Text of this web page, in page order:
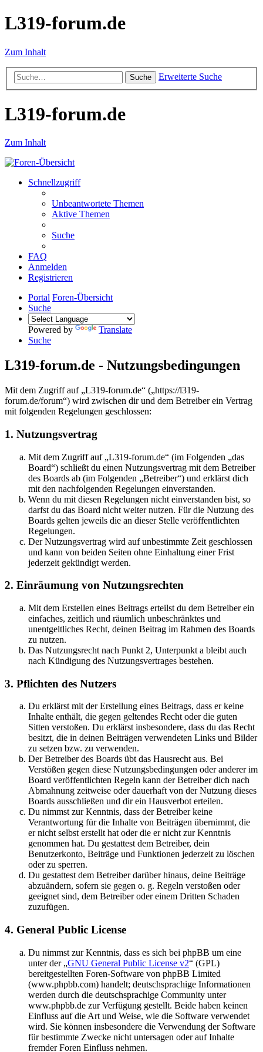
L319-forum.de
Zum Inhalt
Suche Erweiterte Suche
L319-forum.de
Zum Inhalt
Schnellzugriff
Unbeantwortete Themen
Aktive Themen
Suche
FAQ
Anmelden
Registrieren
Portal Foren-Übersicht
Suche
Powered by
Translate
Suche
L319-forum.de - Nutzungsbedingungen
Mit dem Zugriff auf „L319-forum.de“ („https://l319-
forum.de/forum“) wird zwischen dir und dem Betreiber ein Vertrag
mit folgenden Regelungen geschlossen:
1. Nutzungsvertrag
Mit dem Zugriff auf „L319-forum.de“ (im Folgenden „das
Board“) schließt du einen Nutzungsvertrag mit dem Betreiber
des Boards ab (im Folgenden „Betreiber“) und erklärst dich
mit den nachfolgenden Regelungen einverstanden.
Wenn du mit diesen Regelungen nicht einverstanden bist, so
darfst du das Board nicht weiter nutzen. Für die Nutzung des
Boards gelten jeweils die an dieser Stelle veröffentlichten
Regelungen.
Der Nutzungsvertrag wird auf unbestimmte Zeit geschlossen
und kann von beiden Seiten ohne Einhaltung einer Frist
jederzeit gekündigt werden.
2. Einräumung von Nutzungsrechten
Mit dem Erstellen eines Beitrags erteilst du dem Betreiber ein
einfaches, zeitlich und räumlich unbeschränktes und
unentgeltliches Recht, deinen Beitrag im Rahmen des Boards
zu nutzen.
Das Nutzungsrecht nach Punkt 2, Unterpunkt a bleibt auch
nach Kündigung des Nutzungsvertrages bestehen.
3. Pflichten des Nutzers
Du erklärst mit der Erstellung eines Beitrags, dass er keine
Inhalte enthält, die gegen geltendes Recht oder die guten
Sitten verstoßen. Du erklärst insbesondere, dass du das Recht
besitzt, die in deinen Beiträgen verwendeten Links und Bilder
zu setzen bzw. zu verwenden.
Der Betreiber des Boards übt das Hausrecht aus. Bei
Verstößen gegen diese Nutzungsbedingungen oder anderer im
Board veröffentlichten Regeln kann der Betreiber dich nach
Abmahnung zeitweise oder dauerhaft von der Nutzung dieses
Boards ausschließen und dir ein Hausverbot erteilen.
Du nimmst zur Kenntnis, dass der Betreiber keine
Verantwortung für die Inhalte von Beiträgen übernimmt, die
er nicht selbst erstellt hat oder die er nicht zur Kenntnis
genommen hat. Du gestattest dem Betreiber, dein
Benutzerkonto, Beiträge und Funktionen jederzeit zu löschen
oder zu sperren.
Du gestattest dem Betreiber darüber hinaus, deine Beiträge
abzuändern, sofern sie gegen o. g. Regeln verstoßen oder
geeignet sind, dem Betreiber oder einem Dritten Schaden
zuzufügen.
4. General Public License
Du nimmst zur Kenntnis, dass es sich bei phpBB um eine
unter der „GNU General Public License v2“ (GPL)
bereitgestellten Foren-Software von phpBB Limited
(www.phpbb.com) handelt; deutschsprachige Informationen
werden durch die deutschsprachige Community unter
www.phpbb.de zur Verfügung gestellt. Beide haben keinen
Einfluss auf die Art und Weise, wie die Software verwendet
wird. Sie können insbesondere die Verwendung der Software
für bestimmte Zwecke nicht untersagen oder auf Inhalte
fremder Foren Einfluss nehmen.